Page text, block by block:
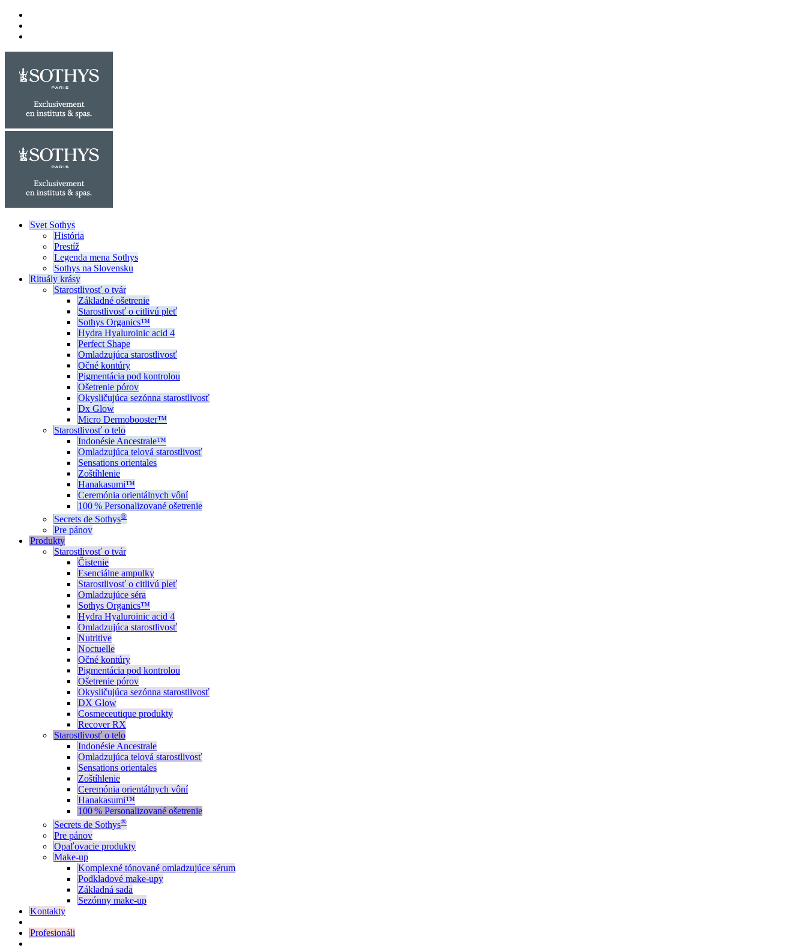
Svet Sothys
História
Prestíž
Legenda mena Sothys
Sothys na Slovensku
Rituály krásy
Starostlivosť o tvár
Základné ošetrenie
Starostlivosť o citlivú pleť
Sothys Organics™
Hydra Hyaluroinic acid 4
Perfect Shape
Omladzujúca starostlivosť
Očné kontúry
Pigmentácia pod kontrolou
Ošetrenie pórov
Okysličujúca sezónna starostlivosť
Dx Glow
Micro Dermobooster™
Starostlivosť o telo
Indonésie Ancestrale™
Omladzujúca telová starostlivosť
Sensations orientales
Zoštíhlenie
Hanakasumi™
Ceremónia orientálnych vôní
100 % Personalizované ošetrenie
Secrets de Sothys®
Pre pánov
Produkty
Starostlivosť o tvár
Čistenie
Esenciálne ampulky
Starostlivosť o citlivú pleť
Omladzujúce séra
Sothys Organics™
Hydra Hyaluroinic acid 4
Omladzujúca starostlivosť
Nutritive
Noctuelle
Očné kontúry
Pigmentácia pod kontrolou
Ošetrenie pórov
Okysličujúca sezónna starostlivosť
DX Glow
Cosmeceutique produkty
Recover RX
Starostlivosť o telo
Indonésie Ancestrale
Omladzujúca telová starostlivosť
Sensations orientales
Zoštíhlenie
Ceremónia orientálnych vôní
Hanakasumi™
100 % Personalizované ošetrenie
Secrets de Sothys®
Pre pánov
Opaľovacie produkty
Make-up
Komplexné tónované omladzujúce sérum
Podkladové make-upy
Základná sada
Sezónny make-up
Kontakty
Profesionáli